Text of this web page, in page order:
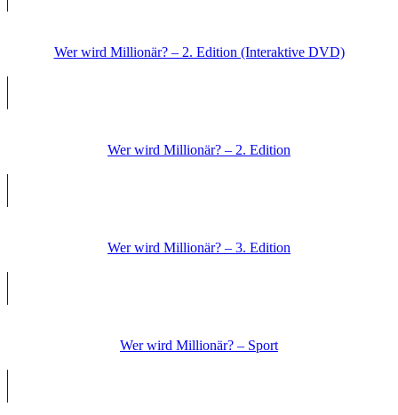
Wer wird Millionär? – 2. Edition (Interaktive DVD)
Wer wird Millionär? – 2. Edition
Wer wird Millionär? – 3. Edition
Wer wird Millionär? – Sport